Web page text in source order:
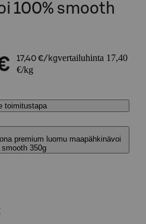
100% smooth
17,40 €/kgvertailuhinta 17,40
€/kg
toimitustapa
premium luomu maapähkinävoi
smooth 350g